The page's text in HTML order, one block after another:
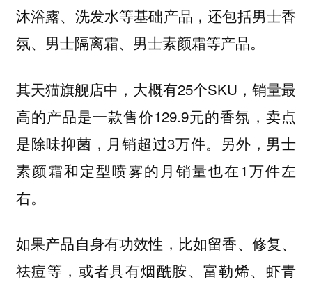
沐浴露、洗发水等基础产品，还包括男士香
氛、男士隔离霜、男士素颜霜等产品。
其天猫旗舰店中，大概有25个SKU，销量最
高的产品是一款售价129.9元的香氛，卖点
是除味抑菌，月销超过3万件。另外，男士
素颜霜和定型喷雾的月销量也在1万件左
右。
如果产品自身有功效性，比如留香、修复、
祛痘等，或者具有烟酰胺、富勒烯、虾青